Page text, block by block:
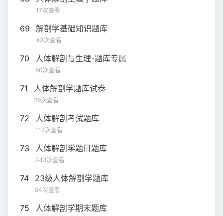
17次查看
69 解剖学基础知识题库
43次查看
70 人体解剖与生理-题库专属
90次查看
71 人体解剖学题库试卷
29次查看
72 人体解剖考试题库
117次查看
73 人体解剖学题目题库
243次查看
74 23级人体解剖学题库
54次查看
75 人体解剖学期末题库